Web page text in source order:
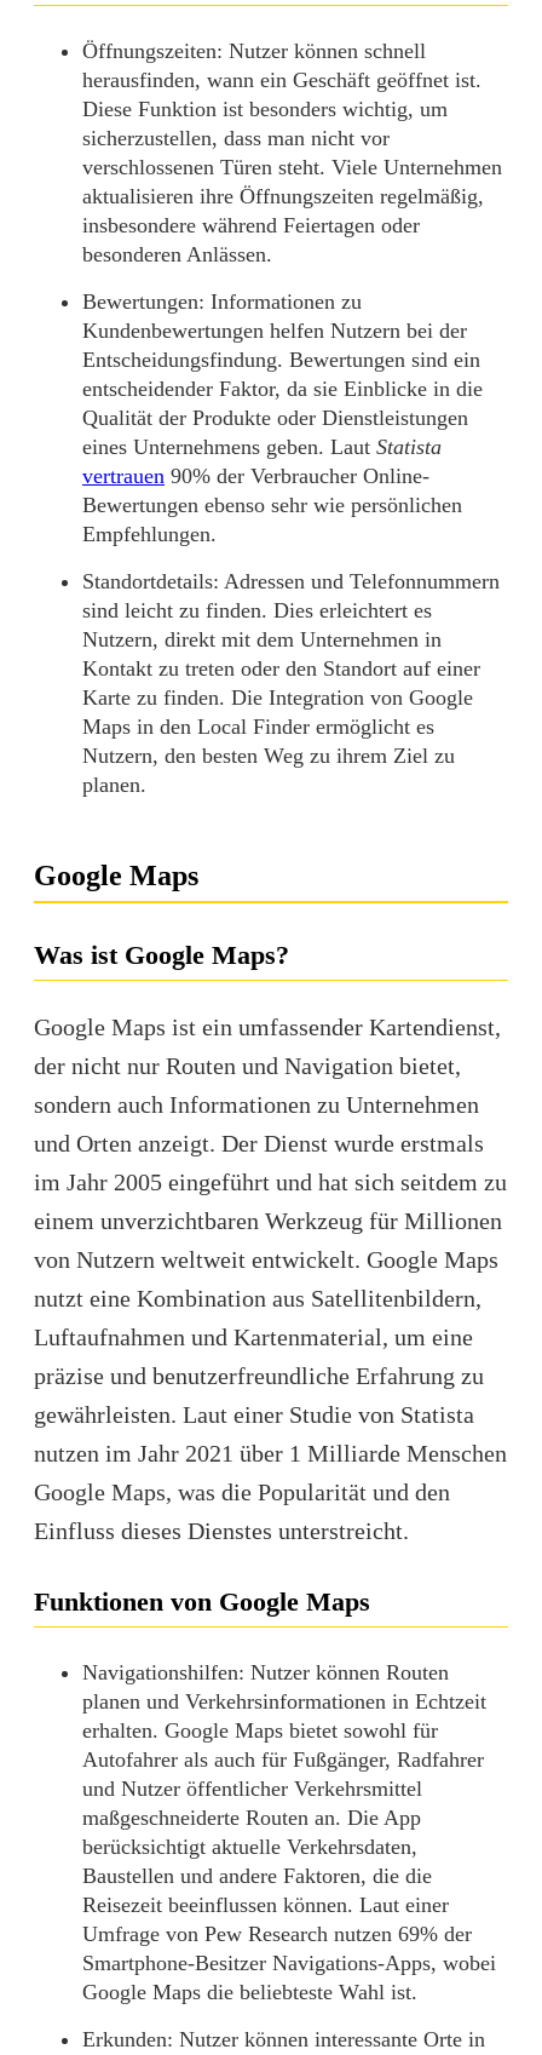
Öffnungszeiten: Nutzer können schnell
herausfinden, wann ein Geschäft geöffnet ist.
Diese Funktion ist besonders wichtig, um
sicherzustellen, dass man nicht vor
verschlossenen Türen steht. Viele Unternehmen
aktualisieren ihre Öffnungszeiten regelmäßig,
insbesondere während Feiertagen oder
besonderen Anlässen.
Bewertungen: Informationen zu
Kundenbewertungen helfen Nutzern bei der
Entscheidungsfindung. Bewertungen sind ein
entscheidender Faktor, da sie Einblicke in die
Qualität der Produkte oder Dienstleistungen
eines Unternehmens geben. Laut Statista
vertrauen 90% der Verbraucher Online-
Bewertungen ebenso sehr wie persönlichen
Empfehlungen.
Standortdetails: Adressen und Telefonnummern
sind leicht zu finden. Dies erleichtert es
Nutzern, direkt mit dem Unternehmen in
Kontakt zu treten oder den Standort auf einer
Karte zu finden. Die Integration von Google
Maps in den Local Finder ermöglicht es
Nutzern, den besten Weg zu ihrem Ziel zu
planen.
Google Maps
Was ist Google Maps?
Google Maps ist ein umfassender Kartendienst,
der nicht nur Routen und Navigation bietet,
sondern auch Informationen zu Unternehmen
und Orten anzeigt. Der Dienst wurde erstmals
im Jahr 2005 eingeführt und hat sich seitdem zu
einem unverzichtbaren Werkzeug für Millionen
von Nutzern weltweit entwickelt. Google Maps
nutzt eine Kombination aus Satellitenbildern,
Luftaufnahmen und Kartenmaterial, um eine
präzise und benutzerfreundliche Erfahrung zu
gewährleisten. Laut einer Studie von Statista
nutzen im Jahr 2021 über 1 Milliarde Menschen
Google Maps, was die Popularität und den
Einfluss dieses Dienstes unterstreicht.
Funktionen von Google Maps
Navigationshilfen: Nutzer können Routen
planen und Verkehrsinformationen in Echtzeit
erhalten. Google Maps bietet sowohl für
Autofahrer als auch für Fußgänger, Radfahrer
und Nutzer öffentlicher Verkehrsmittel
maßgeschneiderte Routen an. Die App
berücksichtigt aktuelle Verkehrsdaten,
Baustellen und andere Faktoren, die die
Reisezeit beeinflussen können. Laut einer
Umfrage von Pew Research nutzen 69% der
Smartphone-Besitzer Navigations-Apps, wobei
Google Maps die beliebteste Wahl ist.
Erkunden: Nutzer können interessante Orte in